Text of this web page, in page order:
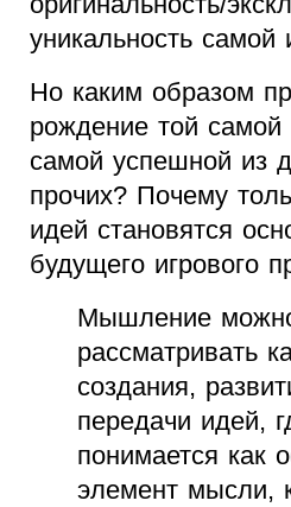
уникальность самой
Но каким образом
рождение той
самой успешной из
прочих? Почему
идей становятся
будущего игрового
Мышление
рассматривать
создания,
передачи идей,
понимается как
элемент мысли,